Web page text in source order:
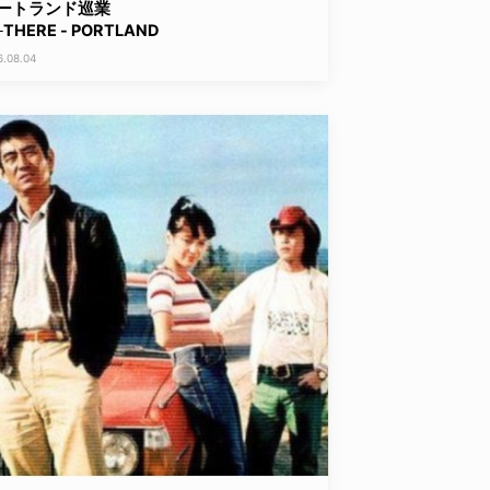
トランド巡業
- PORTLAND